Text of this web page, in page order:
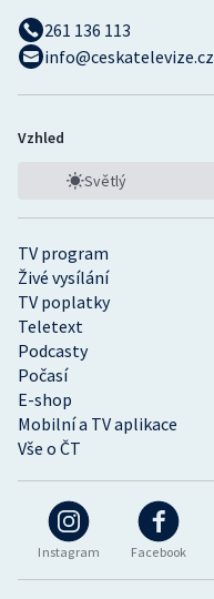
Instagram Facebook
TV program
Živé vysílání
TV poplatky
Teletext
Podcasty
Počasí
E-shop
Mobilní a TV aplikace
Vše o ČT
261 136 113
info@ceskatelevize.cz
Vzhled
Světlý